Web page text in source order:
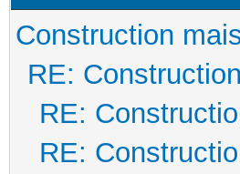
Construction
RE:
RE:
RE: